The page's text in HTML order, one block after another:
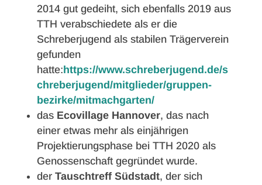
2014 gut gedeiht, sich ebenfalls 2019 aus
TTH verabschiedete als er die
Schreberjugend als stabilen Trägerverein
gefunden
hatte: https://www.schreberjugend.de/s
chreberjugend/mitglieder/gruppen-
bezirke/mitmachgarten/
das Ecovillage Hannover, das nach
einer etwas mehr als einjährigen
Projektierungsphase bei TTH 2020 als
Genossenschaft gegründet wurde.
der Tauschtreff Südstadt, der sich